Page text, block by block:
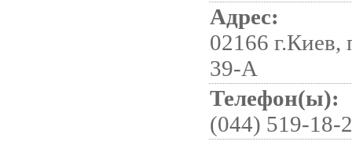
Адрес:
02166 г.Киев,
39-А
Телефон(ы):
(044) 519-18-